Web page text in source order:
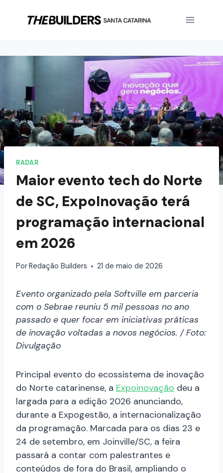
RADAR
Maior evento tech do Norte
de SC, ExpoInovação terá
programação internacional
em 2026
PorRedação Builders 21 de maio de 2026
Evento organizado pela Softville em parceria
com o Sebrae reuniu 5 mil pessoas no ano
passado e quer focar em iniciativas práticas
de inovação voltadas a novos negócios. / Foto:
Divulgação
Principal evento do ecossistema de inovação
do Norte catarinense, a Expoinovação deu a
largada para a edição 2026 anunciando,
durante a Expogestão, a internacionalização
da programação. Marcada para os dias 23 e
24 de setembro, em Joinville/SC, a feira
passará a contar com palestrantes e
conteúdos de fora do Brasil, ampliando o